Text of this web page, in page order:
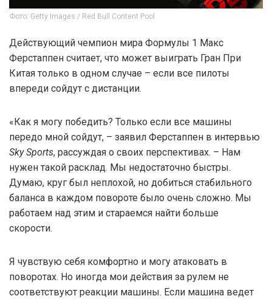
Фото: Getty Images / Red Bull Content Pool
Действующий чемпион мира Формулы 1 Макс
Ферстаппен считает, что может выиграть Гран При
Китая только в одном случае – если все пилоты
впереди сойдут с дистанции.
«Как я могу победить? Только если все машины
передо мной сойдут, – заявил Ферстаппен в интервью
Sky Sports, рассуждая о своих перспективах. – Нам
нужен такой расклад. Мы недостаточно быстры.
Думаю, круг был неплохой, но добиться стабильного
баланса в каждом повороте было очень сложно. Мы
работаем над этим и стараемся найти больше
скорости.
Я чувствую себя комфортно и могу атаковать в
поворотах. Но иногда мои действия за рулем не
соответствуют реакции машины. Если машина ведет